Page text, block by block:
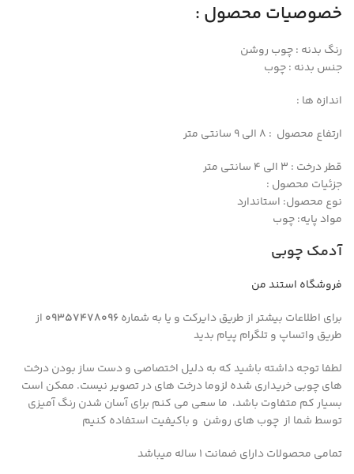
خصوصیات محصول :
رنگ بدنه : چوب روشن
جنس بدنه : چوب
اندازه ها :
ارتفاع محصول : 8 الی 9 سانتی متر
قطر درخت : 3 الی 4 سانتی متر
جزئیات محصول :
نوع محصول: استاندارد
مواد پایه: چوب
آدمک چوبی
فروشگاه استند من
برای اطلاعات بیشتر از طریق دایرکت و یا به شماره09357478096 از
طریق واتساپ و تلگرام پیام بدید
لطفا توجه داشته باشید که به دلیل اختصاصی و دست ساز بودن درخت
های چوبی خریداری شده لزوما درخت های در تصویر نیست. ممکن است
بسیار کم متفاوت باشد، ما سعی می کنم برای آسان شدن رنگ آمیزی
توسط شما از چوب های روشن و باکیفیت استفاده کنیم
تمامی محصولات دارای ضمانت ۱ ساله میباشد